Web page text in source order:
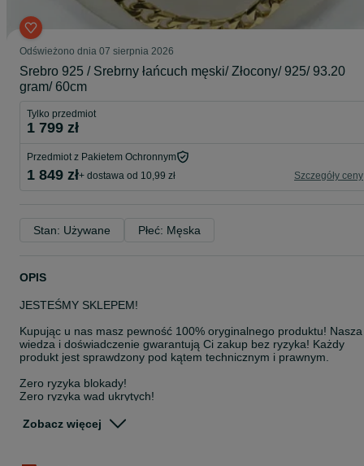
Odświeżono dnia 07 sierpnia 2026
Srebro 925 / Srebrny łańcuch męski/ Złocony/ 925/ 93.20
gram/ 60cm
Tylko przedmiot
1 799 zł
Przedmiot z Pakietem Ochronnym
1 849 zł+ dostawa od 10,99 zł Szczegóły ceny
Stan: Używane Płeć: Męska
OPIS
JESTEŚMY SKLEPEM!
Kupując u nas masz pewność 100% oryginalnego produktu! Nasza
wiedza i doświadczenie gwarantują Ci zakup bez ryzyka! Każdy
produkt jest sprawdzony pod kątem technicznym i prawnym.
Zero ryzyka blokady!
Zero ryzyka wad ukrytych!
Zobacz więcej